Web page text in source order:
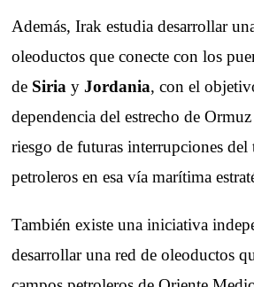
Además, Irak estudia desarrollar
oleoductos que conecte con los
de Siria yJordania, con el
dependencia del estrecho de
riesgo de futuras interrupciones del
petroleros en esa vía marítima
También existe una iniciativa
desarrollar una red de oleoductos